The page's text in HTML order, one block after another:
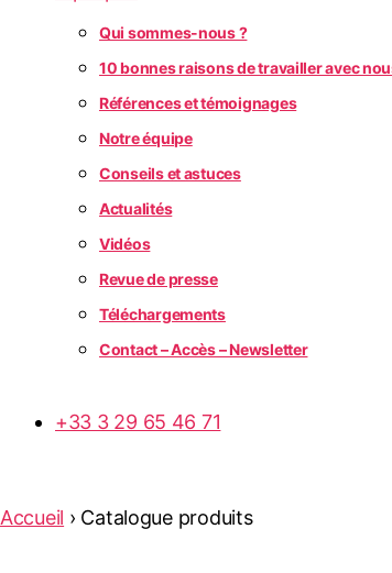
Qui sommes-nous ?
10 bonnes raisons de travailler avec
Références et témoignages
Notre équipe
Conseils et astuces
Actualités
Vidéos
Revue de presse
Téléchargements
Contact – Accès – Newsletter
+33 3 29 65 46 71
Accueil › Catalogue produits